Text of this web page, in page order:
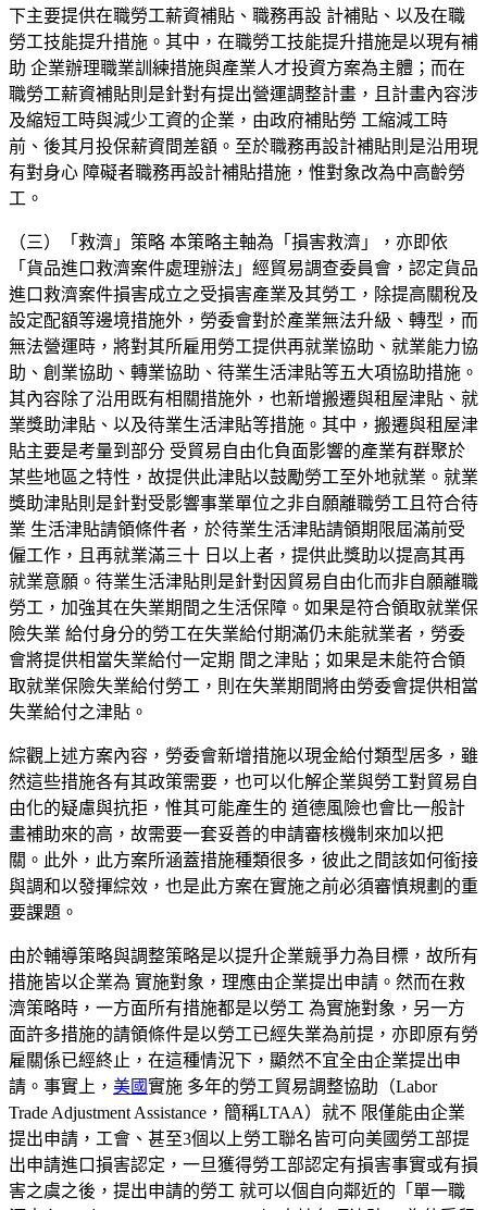
下主要提供在職勞工薪資補貼、職務再設 計補貼、以及在職
勞工技能提升措施。其中，在職勞工技能提升措施是以現有補
助 企業辦理職業訓練措施與產業人才投資方案為主體；而在
職勞工薪資補貼則是針對有提出營運調整計畫，且計畫內容涉
及縮短工時與減少工資的企業，由政府補貼勞 工縮減工時
前、後其月投保薪資間差額。至於職務再設計補貼則是沿用現
有對身心 障礙者職務再設計補貼措施，惟對象改為中高齡勞
工。
（三）「救濟」策略 本策略主軸為「損害救濟」，亦即依
「貨品進口救濟案件處理辦法」經貿易調查委員會，認定貨品
進口救濟案件損害成立之受損害產業及其勞工，除提高關稅及
設定配額等邊境措施外，勞委會對於產業無法升級、轉型，而
無法營運時，將對其所雇用勞工提供再就業協助、就業能力協
助、創業協助、轉業協助、待業生活津貼等五大項協助措施。
其內容除了沿用既有相關措施外，也新增搬遷與租屋津貼、就
業獎助津貼、以及待業生活津貼等措施。其中，搬遷與租屋津
貼主要是考量到部分 受貿易自由化負面影響的產業有群聚於
某些地區之特性，故提供此津貼以鼓勵勞工至外地就業。就業
獎助津貼則是針對受影響事業單位之非自願離職勞工且符合待
業 生活津貼請領條件者，於待業生活津貼請領期限屆滿前受
僱工作，且再就業滿三十 日以上者，提供此獎助以提高其再
就業意願。待業生活津貼則是針對因貿易自由化而非自願離職
勞工，加強其在失業期間之生活保障。如果是符合領取就業保
險失業 給付身分的勞工在失業給付期滿仍未能就業者，勞委
會將提供相當失業給付一定期 間之津貼；如果是未能符合領
取就業保險失業給付勞工，則在失業期間將由勞委會提供相當
失業給付之津貼。
綜觀上述方案內容，勞委會新增措施以現金給付類型居多，雖
然這些措施各有其政策需要，也可以化解企業與勞工對貿易自
由化的疑慮與抗拒，惟其可能產生的 道德風險也會比一般計
畫補助來的高，故需要一套妥善的申請審核機制來加以把
關。此外，此方案所涵蓋措施種類很多，彼此之間該如何銜接
與調和以發揮綜效，也是此方案在實施之前必須審慎規劃的重
要課題。
由於輔導策略與調整策略是以提升企業競爭力為目標，故所有
措施皆以企業為 實施對象，理應由企業提出申請。然而在救
濟策略時，一方面所有措施都是以勞工 為實施對象，另一方
面許多措施的請領條件是以勞工已經失業為前提，亦即原有勞
雇關係已經終止，在這種情況下，顯然不宜全由企業提出申
請。事實上， 美國實施 多年的勞工貿易調整協助（Labor
Trade Adjustment Assistance ，簡稱LTAA）就不 限僅能由企業
提出申請，工會、甚至3個以上勞工聯名皆可向美國勞工部提
出申請進口損害認定，一旦獲得勞工部認定有損害事實或有損
害之虞之後，提出申請的勞工 就可以個自向鄰近的「單一職